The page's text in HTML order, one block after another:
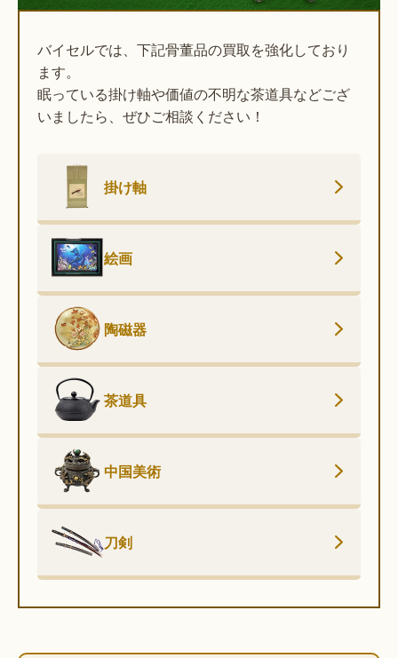
バイセルでは、下記骨董品の買取を強化しており
ます。
眠っている掛け軸や価値の不明な茶道具などござ
いましたら、ぜひご相談ください！
掛け軸
絵画
陶磁器
茶道具
中国美術
刀剣